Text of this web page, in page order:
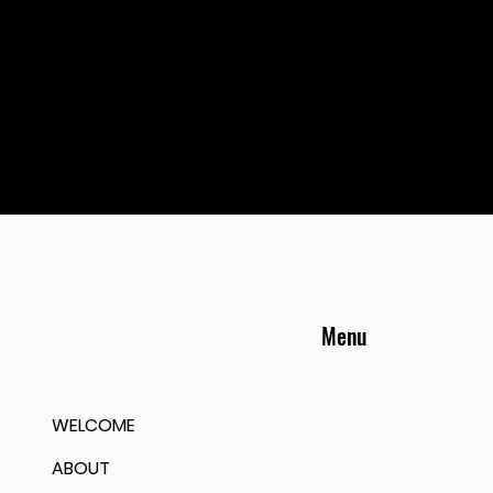
Menu
WELCOME
ABOUT